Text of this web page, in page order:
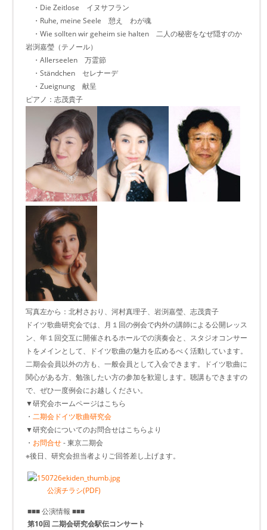
・Die Zeitlose イヌサフラン
・Ruhe, meine Seele 憩え わが魂
・Wie sollten wir geheim sie halten 二人の秘密をなぜ隠すのか
岩渕嘉瑩（テノール）
・Allerseelen 万霊節
・Ständchen セレナーデ
・Zueignung 献呈
ピアノ：志茂貴子
写真左から：北村さおり、河村真理子、岩渕嘉瑩、志茂貴子
ドイツ歌曲研究会では、月１回の例会で内外の講師による公開レッス
ン、年１回交互に開催されるホールでの演奏会と、スタジオコンサー
トをメインとして、ドイツ歌曲の魅力を広めるべく活動しています。
二期会会員以外の方も、一般会員として入会できます。ドイツ歌曲に
関心がある方、勉強したい方の参加を歓迎します。聴講もできますの
で、ぜひ一度例会にお越しください。
▼研究会ホームページはこちら
・ 二期会ドイツ歌曲研究会
▼研究会についてのお問合せはこちらより
・ お問合せ- 東京二期会
※後日、研究会担当者よりご回答差し上げます。
公演チラシ(PDF)
■■■ 公演情報 ■■■
第10回 二期会研究会駅伝コンサート